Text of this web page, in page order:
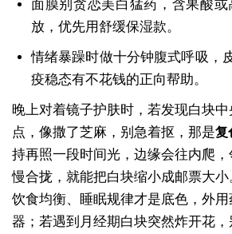
面膜别贪恋美白猛药，含果酸
放，优先用舒缓保湿款。
情绪暴躁时做十分钟腹式呼吸，
疫稳态有不花钱的正向帮助。
晚上对着镜子护肤时，若发现白块
点，像撒了芝麻，别急着抠，那是复
持再照一段时间光，边缘会往内爬
慢合拢，就能把白块缩小成邮票大小
饮食均衡、睡眠规律才是底色，外
器；若遇到月经期白块突然炸开花